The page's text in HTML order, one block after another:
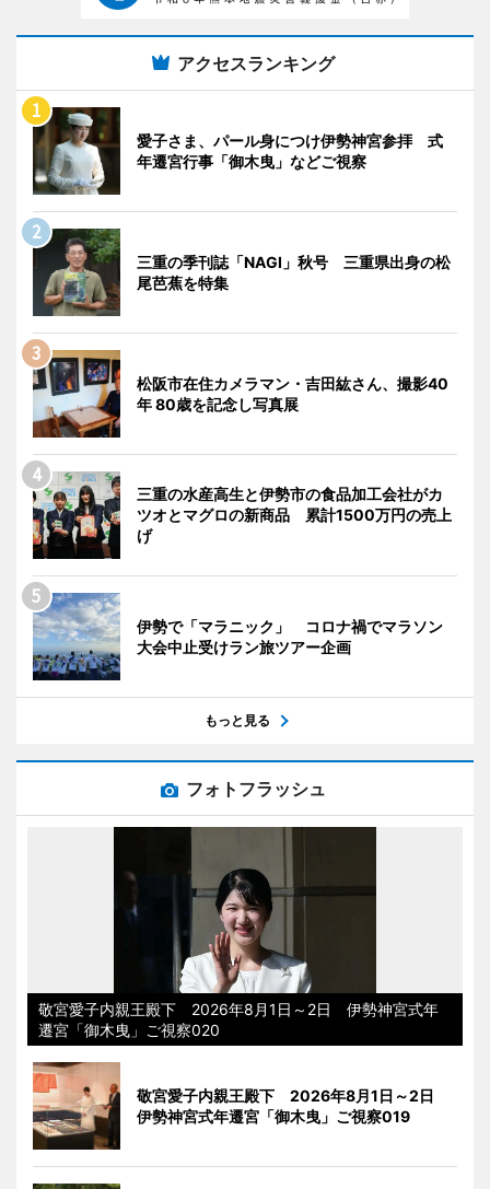
アクセスランキング
愛子さま、パール身につけ伊勢神宮参拝 式
年遷宮行事「御木曳」などご視察
三重の季刊誌「NAGI」秋号 三重県出身の松
尾芭蕉を特集
松阪市在住カメラマン・吉田紘さん、撮影40
年 80歳を記念し写真展
三重の水産高生と伊勢市の食品加工会社がカ
ツオとマグロの新商品 累計1500万円の売上
げ
伊勢で「マラニック」 コロナ禍でマラソン
大会中止受けラン旅ツアー企画
もっと見る
フォトフラッシュ
敬宮愛子内親王殿下 2026年8月1日～2日 伊勢神宮式年
遷宮「御木曳」ご視察020
敬宮愛子内親王殿下 2026年8月1日～2日
伊勢神宮式年遷宮「御木曳」ご視察019